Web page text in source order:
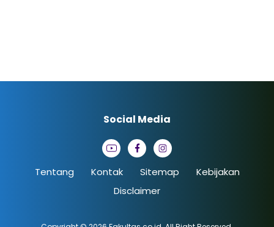
Tentang Kontak Sitemap
Kebijakan
Disclaimer
Social Media